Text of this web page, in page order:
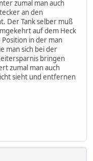
zumal man auch
an den
Der Tank selber muß
auf dem Heck
in der man
man sich bei der
bringen
zumal man auch
sieht und entfernen